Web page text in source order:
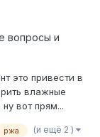
вопросы и
это привести в
влажные
вот прям...
ржа (и ещё 2 )